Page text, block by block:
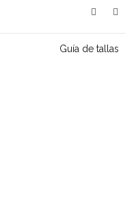
Guía de tallas